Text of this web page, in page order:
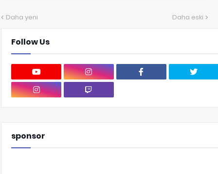
Daha yeni Daha eski
Follow Us
sponsor